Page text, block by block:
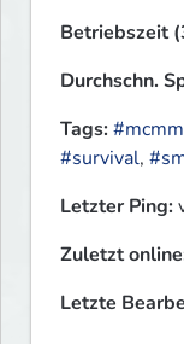
Betriebszeit
Durchschn.
Tags:
#survival,
Letzter Ping:
Zuletzt
Letzte